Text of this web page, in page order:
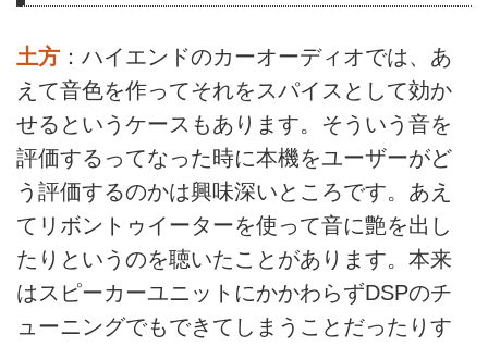
土方 ：ハイエンドのカーオーディオでは、あ
えて音色を作ってそれをスパイスとして効か
せるというケースもあります。そういう音を
評価するってなった時に本機をユーザーがど
う評価するのかは興味深いところです。あえ
てリボントゥイーターを使って音に艶を出し
たりというのを聴いたことがあります。本来
はスピーカーユニットにかかわらずDSPのチ
ューニングでもできてしまうことだったりす